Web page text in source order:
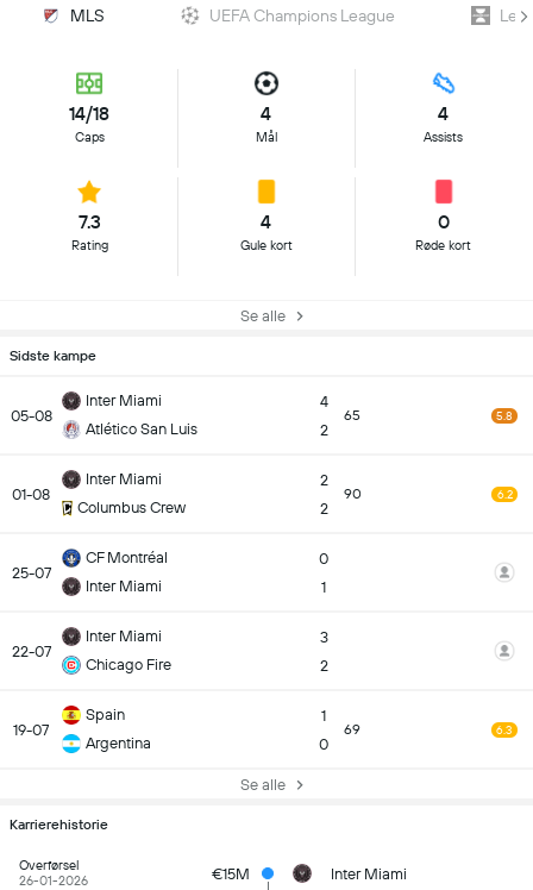
MLS UEFA Champions League
14/18
Caps
4
Mål
4
Assists
7.3
Rating
4
Gule kort
0
Røde kort
Se alle
Sidste kampe
05-08
Inter Miami
Atlético San Luis
4
2
65 5.8
01-08
Inter Miami
Columbus Crew
2
2
90 6.2
25-07
CF Montréal
Inter Miami
0
1
22-07
Inter Miami
Chicago Fire
3
2
19-07
Spain
Argentina
1
0
69 6.3
Se alle
Karrierehistorie
Overførsel
26-01-2026
€15M Inter Miami